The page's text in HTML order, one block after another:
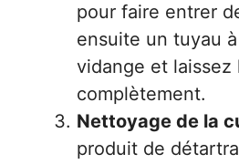
pour faire entrer
ensuite un tuyau
vidange et laissez
complètement.
Nettoyage de la
produit de